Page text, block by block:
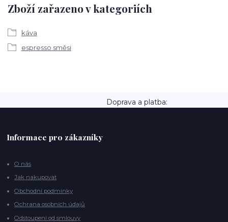
Zboží zařazeno v kategoriích
káva
espresso směsi
Doprava a platba:
Informace pro zákazníky
O nás
Jak nakupovat
Obchodní podmínky
Ochrana osobních údajů
Odstoupení od smlouvy